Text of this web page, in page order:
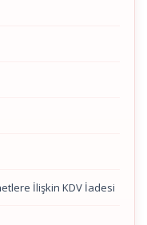
İlişkin KDV İadesi